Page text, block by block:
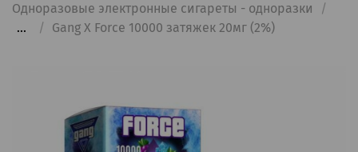
Одноразовые электронные сигареты - одноразки
...
Gang X Force 10000 затяжек 20мг (2%)